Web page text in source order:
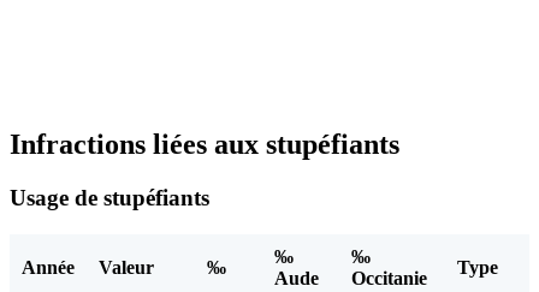
Infractions liées aux stupéfiants
Usage de stupéfiants
Année Valeur ‰
‰
Aude
‰
Occitanie
Type